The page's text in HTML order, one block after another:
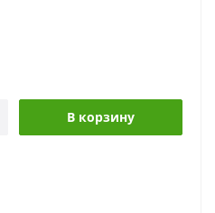
В корзину